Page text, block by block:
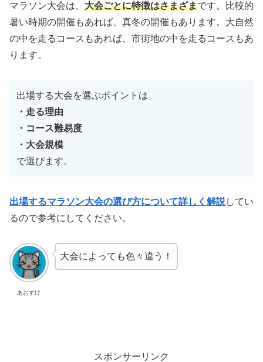
マラソン大会は、 大会ごとに特徴はさまざまです。比較的
暑い時期の開催もあれば、真冬の開催もあります。大自然
の中を走るコースもあれば、市街地の中を走るコースもあ
ります。
出場する大会を選ぶポイントは
・走る理由
・コース難易度
・大会規模
で選びます。
出場するマラソン大会の選び方について詳しく解説してい
るので参考にしてください。
あおすけ
大会によっても色々違う！
スポンサーリンク